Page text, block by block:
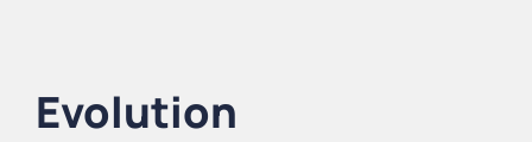
Evolution